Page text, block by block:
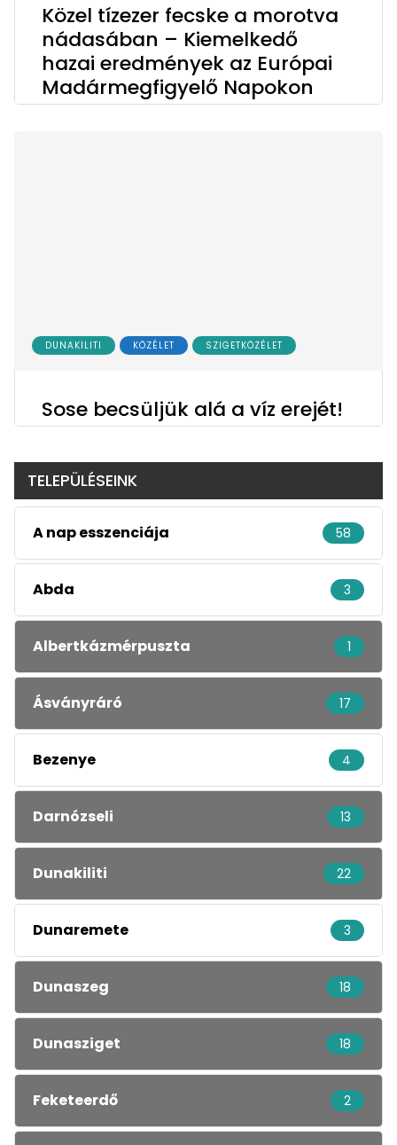
Közel tízezer fecske a morotva
nádasában – Kiemelkedő
hazai eredmények az Európai
Madármegfigyelő Napokon
DUNAKILITI KÖZÉLET SZIGETKÖZÉLET
Sose becsüljük alá a víz erejét!
TELEPÜLÉSEINK
A nap esszenciája 58
Abda 3
Albertkázmérpuszta 1
Ásványráró 17
Bezenye 4
Darnózseli 13
Dunakiliti 22
Dunaremete 3
Dunaszeg 18
Dunasziget 18
Feketeerdő 2